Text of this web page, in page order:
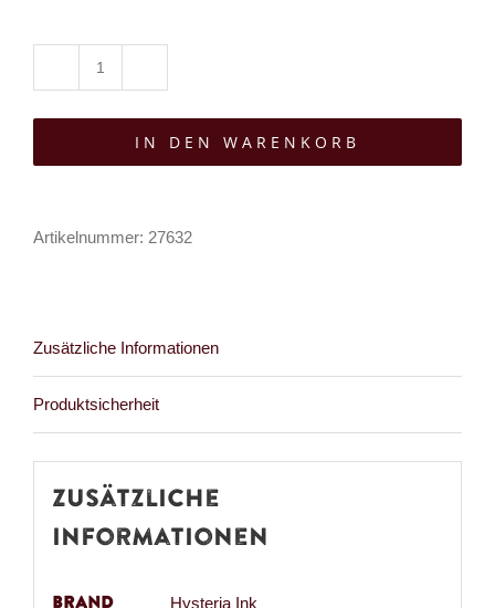
Ink
Demons
Menge
IN DEN WARENKORB
Artikelnummer: 27632
Zusätzliche Informationen
Produktsicherheit
Zusätzliche
Informationen
Brand Hysteria Ink